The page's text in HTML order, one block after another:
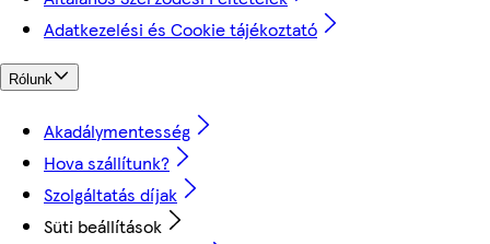
Adatkezelési és Cookie tájékoztató
Rólunk
Akadálymentesség
Hova szállítunk?
Szolgáltatás díjak
Süti beállítások